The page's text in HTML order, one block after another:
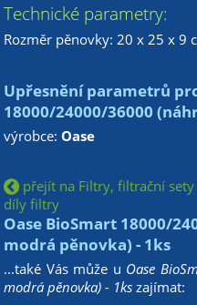
Technické parametry:
Rozměr pěnovky: 20 x 25 x 9
Upřesnění parametrů
18000/24000/36000
výrobce:Oase
přejít na Filtry, filtrační
díly filtry
Oase BioSmart 18000/
modrá pěnovka) - 1ks
...také Vás může u Oase
modrá pěnovka) - 1ks zajímat: